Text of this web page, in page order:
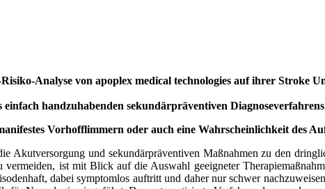
Analyse von apoplex medical technologies auf ihrer Stroke
handzuhabenden sekundärpräventiven
Vorhofflimmern oder auch eine Wahrscheinlichkeit des
Akutversorgung und sekundärpräventiven Maßnahmen zu den
ist mit Blick auf die Auswahl geeigneter
dabei symptomlos auftritt und daher nur schwer